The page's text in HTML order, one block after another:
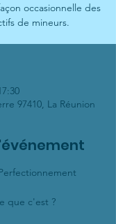
occasionnelle des
de mineurs.
97410, La Réunion
que c'est ?